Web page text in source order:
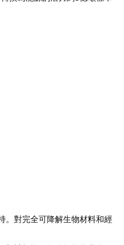
。對完全可降解生物材料和經